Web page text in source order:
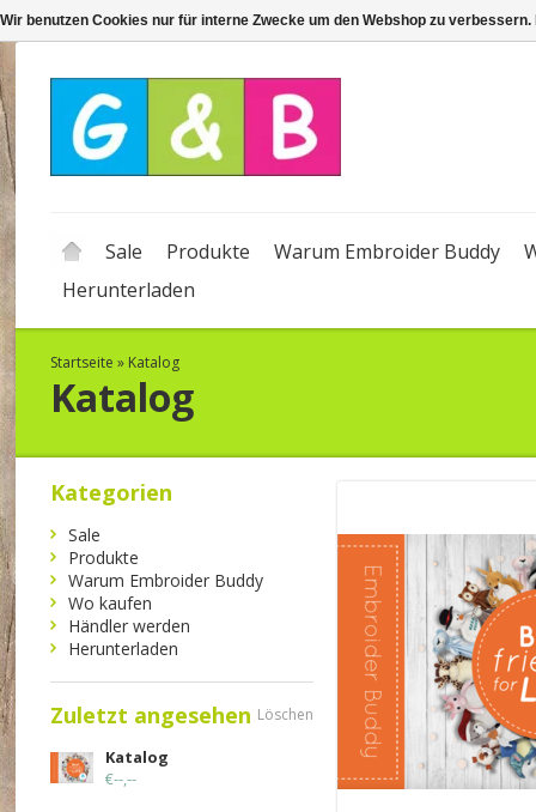
Sale Produkte Warum Embroider Buddy
Herunterladen
Startseite » Katalog
Katalog
Kategorien
Sale
Produkte
Warum Embroider Buddy
Wo kaufen
Händler werden
Herunterladen
Zuletzt angesehen Löschen
Katalog
€--,--
Wir benutzen Cookies nur für interne Zwecke um den Webshop zu